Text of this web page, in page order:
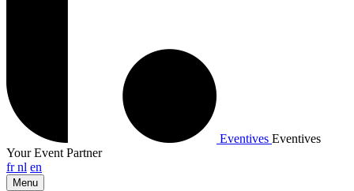
Eventives Eventives
Your Event Partner
frnl en
Menu